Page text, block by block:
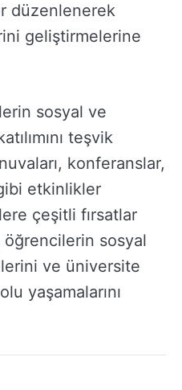
düzenlenerek
geliştirmelerine
sosyal ve
teşvik
konferanslar,
etkinlikler
çeşitli fırsatlar
sosyal
ve üniversite
yaşamalarını